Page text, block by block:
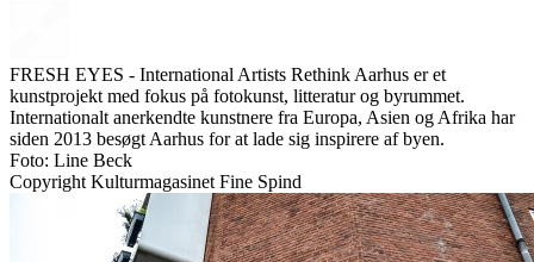
FRESH EYES - International Artists Rethink Aarhus er et
kunstprojekt med fokus på fotokunst, litteratur og byrummet.
Internationalt anerkendte kunstnere fra Europa, Asien og Afrika har
siden 2013 besøgt Aarhus for at lade sig inspirere af byen.
Foto: Line Beck
Copyright Kulturmagasinet Fine Spind